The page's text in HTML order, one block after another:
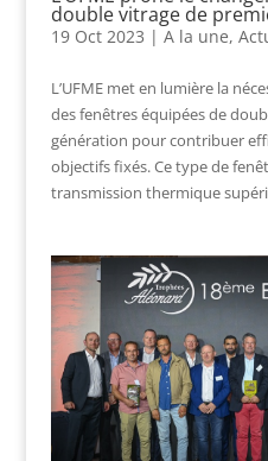
double vitrage de
19 Oct 2023 | A la une,
L’UFME met en lumière la
des fenêtres équipées de
génération pour contribuer
objectifs fixés. Ce type de
transmission thermique